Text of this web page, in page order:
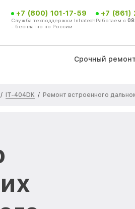
+7 (800) 101-17-59
Служба техподдержки Infratech
- бесплатно по России
+7 (861)
Работаем с
Срочный ремонт
/ IT-404DK / Ремонт встроенного